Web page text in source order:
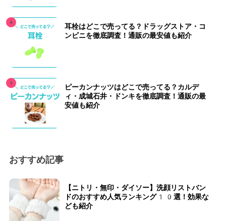
耳栓はどこで売ってる？ドラッグストア・コ
ンビニを徹底調査！通販の最安値も紹介
ピーカンナッツはどこで売ってる？カルデ
ィ・成城石井・ドンキを徹底調査！通販の最
安値も紹介
おすすめ記事
【ニトリ・無印・ダイソー】洗顔リストバン
ドのおすすめ人気ランキング10選！効果な
ども紹介